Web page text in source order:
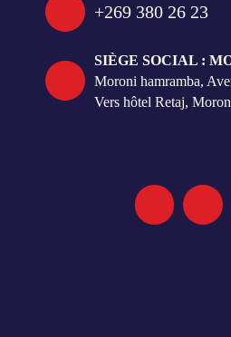
+269 380 26 23
SIÈGE SOCIAL :
Moroni hamramba,
Vers hôtel Retaj,